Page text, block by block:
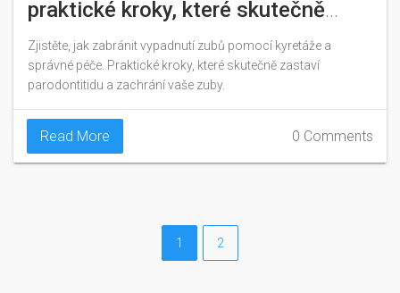
praktické kroky, které skutečně
fungují
Zjistěte, jak zabránit vypadnutí zubů pomocí kyretáže a
správné péče. Praktické kroky, které skutečně zastaví
parodontitidu a zachrání vaše zuby.
Read More 0 Comments
1 2